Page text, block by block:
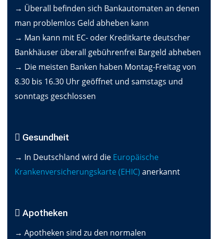
→ Überall befinden sich Bankautomaten an denen
man problemlos Geld abheben kann
→ Man kann mit EC- oder Kreditkarte deutscher
Bankhäuser überall gebührenfrei Bargeld abheben
→ Die meisten Banken haben Montag-Freitag von
8.30 bis 16.30 Uhr geöffnet und samstags und
sonntags geschlossen
Gesundheit
→ In Deutschland wird die Europäische
Krankenversicherungskarte (EHIC) anerkannt
Apotheken
→ Apotheken sind zu den normalen